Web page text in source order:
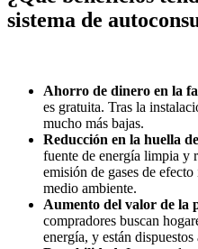
sistema de
Ahorro de dinero en la
es gratuita. Tras la
mucho más bajas.
Reducción en la huella
fuente de energía limpia y
emisión de gases de
medio ambiente.
Aumento del valor de la
compradores buscan
energía, y están